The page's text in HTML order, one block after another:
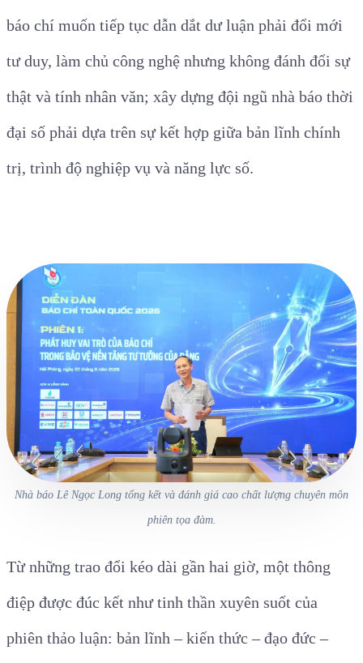
báo chí muốn tiếp tục dẫn dắt dư luận phải đổi mới
tư duy, làm chủ công nghệ nhưng không đánh đổi sự
thật và tính nhân văn; xây dựng đội ngũ nhà báo thời
đại số phải dựa trên sự kết hợp giữa bản lĩnh chính
trị, trình độ nghiệp vụ và năng lực số.
Nhà báo Lê Ngọc Long tổng kết và đánh giá cao chất lượng chuyên môn
phiên tọa đàm.
Từ những trao đổi kéo dài gần hai giờ, một thông
điệp được đúc kết như tinh thần xuyên suốt của
phiên thảo luận: bản lĩnh – kiến thức – đạo đức –